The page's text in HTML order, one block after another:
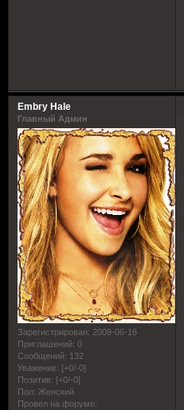
Embry Hale
Главный Админ
Зарегистрирован: 2009-06-16
Приглашений: 0
Сообщений: 132
Уважение: [+0/-0]
Позитив: [+0/-0]
Пол: Женский
Провел на форуме: